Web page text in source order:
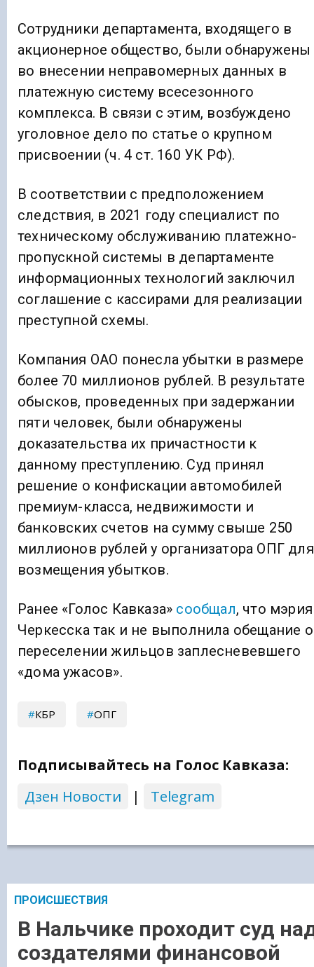
Сотрудники департамента, входящего в
акционерное общество, были обнаружены
во внесении неправомерных данных в
платежную систему всесезонного
комплекса. В связи с этим, возбуждено
уголовное дело по статье о крупном
присвоении (ч. 4 ст. 160 УК РФ).
В соответствии с предположением
следствия, в 2021 году специалист по
техническому обслуживанию платежно-
пропускной системы в департаменте
информационных технологий заключил
соглашение с кассирами для реализации
преступной схемы.
Компания ОАО понесла убытки в размере
более 70 миллионов рублей. В результате
обысков, проведенных при задержании
пяти человек, были обнаружены
доказательства их причастности к
данному преступлению. Суд принял
решение о конфискации автомобилей
премиум-класса, недвижимости и
банковских счетов на сумму свыше 250
миллионов рублей у организатора ОПГ для
возмещения убытков.
Ранее «Голос Кавказа» сообщал, что мэрия
Черкесска так и не выполнила обещание о
переселении жильцов заплесневевшего
«дома ужасов».
КБР ОПГ
Подписывайтесь на Голос Кавказа:
Дзен Новости
| Telegram
ПРОИСШЕСТВИЯ
В Нальчике проходит суд
создателями финансовой